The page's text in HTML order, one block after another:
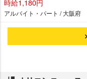
時給1,180円
アルバイト・パート / 大阪府